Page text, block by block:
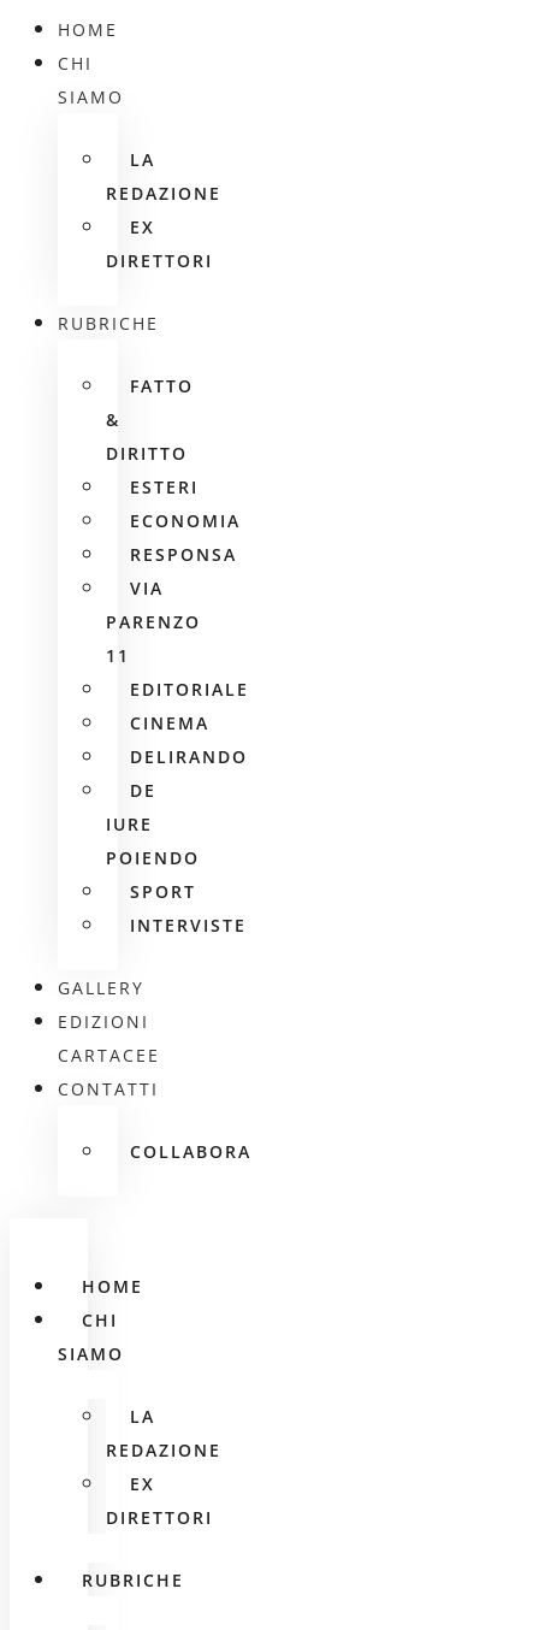
HOME
CHI
SIAMO
LA
REDAZIONE
EX
DIRETTORI
RUBRICHE
FATTO
&
DIRITTO
ESTERI
ECONOMIA
RESPONSA
VIA
PARENZO
11
EDITORIALE
CINEMA
DELIRANDO
DE
IURE
POIENDO
SPORT
INTERVISTE
GALLERY
EDIZIONI
CARTACEE
CONTATTI
COLLABORA
HOME
CHI
SIAMO
LA
REDAZIONE
EX
DIRETTORI
RUBRICHE